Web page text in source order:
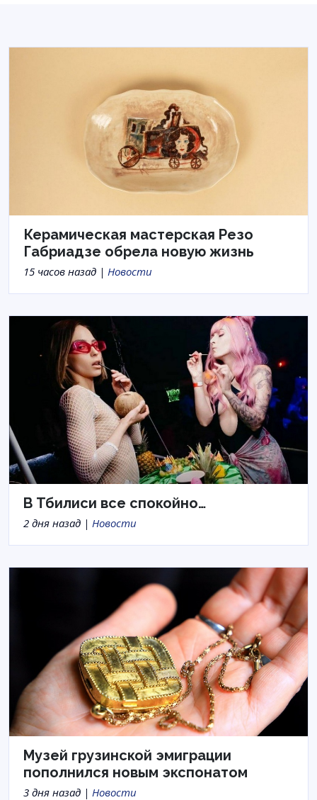
Керамическая мастерская Резо
Габриадзе обрела новую жизнь
15 часов назад | Новости
В Тбилиси все спокойно…
2 дня назад | Новости
Музей грузинской эмиграции
пополнился новым экспонатом
3 дня назад | Новости